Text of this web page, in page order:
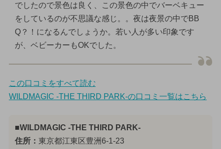
でしたので景色は良く、この景色の中でバーベキュー
をしているのが不思議な感じ。。夜は夜景の中でBB
Q？！になるんでしょうか。若い人が多い印象です
が、ベビーカーもOKでした。
この口コミをすべて読む
WILDMAGIC -THE THIRD PARK-の口コミ一覧はこちら
■WILDMAGIC -THE THIRD PARK-
住所： 東京都江東区豊洲6-1-23